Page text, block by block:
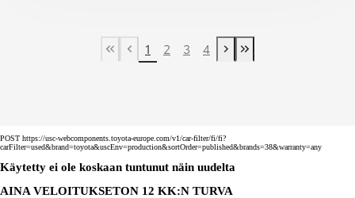
First Page
Previous page
1 2 3 4
Next page
Last Page
POST https://usc-webcomponents.toyota-europe.com/v1/car-filter/fi/fi?
carFilter=used&brand=toyota&uscEnv=production&sortOrder=published&brands=38&warranty=any
Käytetty ei ole koskaan tuntunut näin uudelta
AINA VELOITUKSETON 12 KK:N TURVA